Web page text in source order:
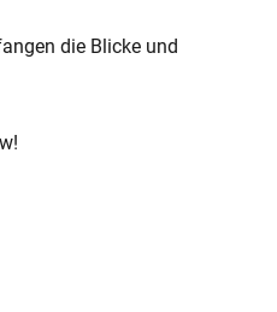
die Blicke und